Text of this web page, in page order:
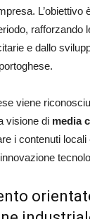
L’obiettivo
rafforzando
e dallo
viene
visione di media
i contenuti